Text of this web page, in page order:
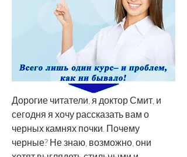
Дорогие читатели, я доктор Смит, и
сегодня я хочу рассказать вам о
черных камнях почки. Почему
черные? Не знаю, возможно, они